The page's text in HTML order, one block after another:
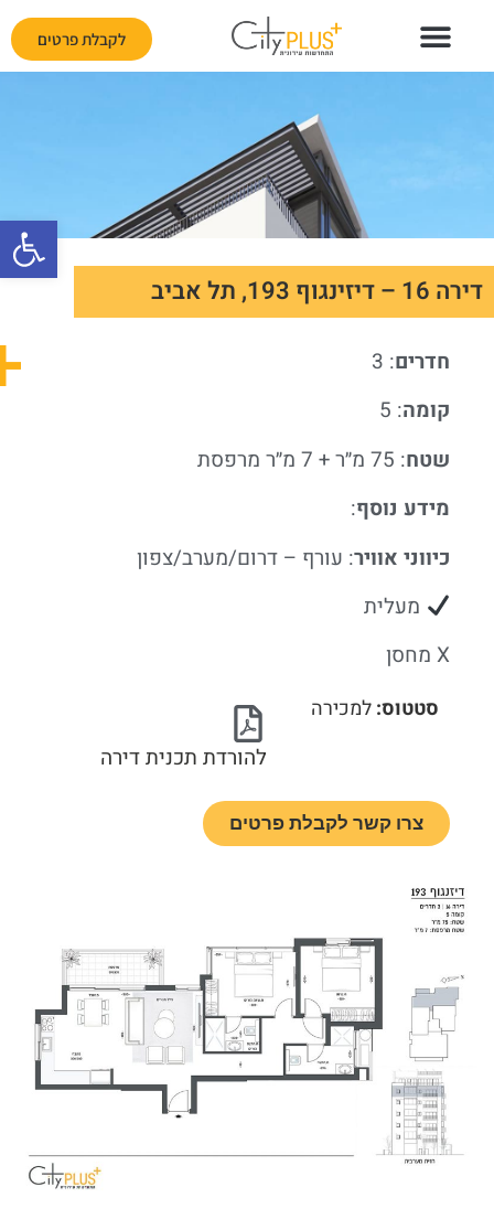
לקבלת פרטים
דירה 16 – דיזינגוף 193, תל אביב
חדרים: 3
קומה: 5
שטח: 75 מ״ר + 7 מ״ר מרפסת
מידע נוסף:
כיווני אוויר: עורף – דרום/מערב/צפון
מעלית
X מחסן
סטטוס:למכירה
להורדת תכנית דירה
צרו קשר לקבלת פרטים